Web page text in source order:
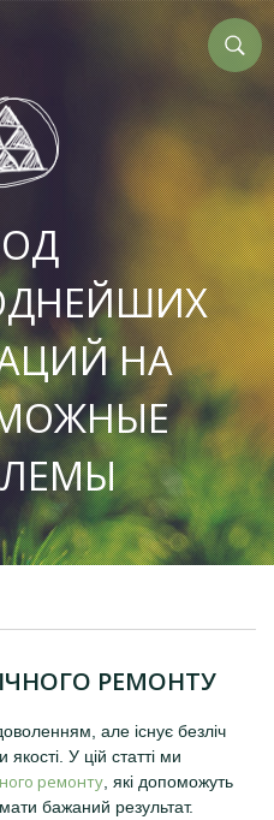
НА
РЕМОНТУ
але існує безліч
У цій статті ми
ремонту , які допоможуть
бажаний результат.